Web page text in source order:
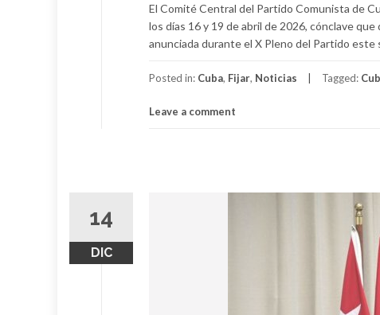
El Comité Central del Partido Comunista de
los días 16 y 19 de abril de 2026, cónclave
anunciada durante el X Pleno del Partido este
Posted in: Cuba, Fijar, Noticias Tagged:
Leave a comment
14
DIC